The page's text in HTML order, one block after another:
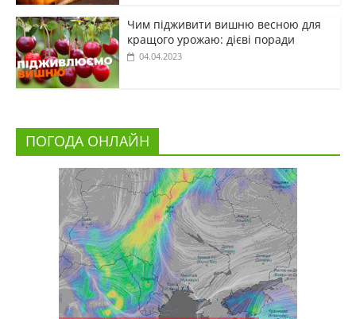
Чим підживити вишню весною для
кращого урожаю: дієві поради
04.04.2023
ПОГОДА ОНЛАЙН